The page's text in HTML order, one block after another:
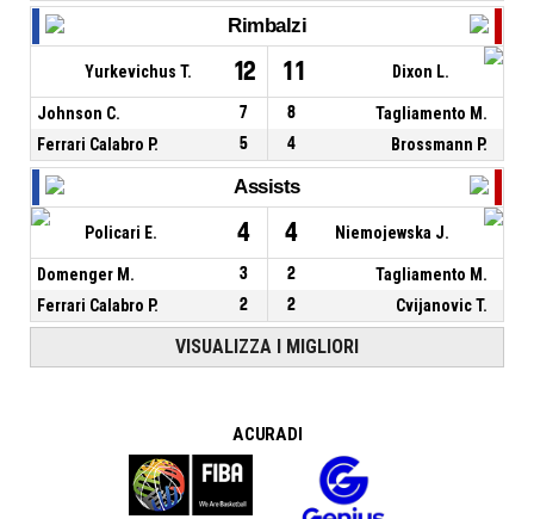
Rimbalzi
Yurkevichus T. 12 11 Dixon L.
Johnson C. 7 8
Tagliamento M.
Ferrari Calabro P.
5 4 Brossmann P.
Assists
Policari E. 4 4 Niemojewska J.
Domenger M. 3 2
Tagliamento M.
Ferrari Calabro P.
2 2 Cvijanovic T.
VISUALIZZA I MIGLIORI
A CURA DI